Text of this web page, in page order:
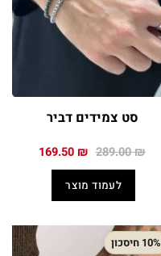
סט צמידים דביר
289.00₪ המחיר
289.00 ₪.
169.50 ₪ המחיר
לעמוד מוצר
10% חיסכון